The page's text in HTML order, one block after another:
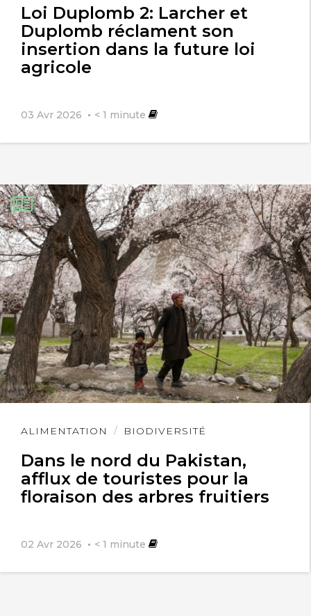
Loi Duplomb 2: Larcher et
Duplomb réclament son
insertion dans la future loi
agricole
03 Avr 2026 < 1 minute
ALIMENTATION BIODIVERSITÉ
Dans le nord du Pakistan,
afflux de touristes pour la
floraison des arbres fruitiers
02 Avr 2026 < 1 minute
Lire